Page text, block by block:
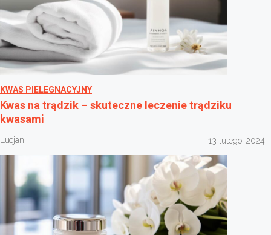
KWAS PIELEGNACYJNY
Kwas na trądzik – skuteczne leczenie trądziku
kwasami
Lucjan 13 lutego, 2024